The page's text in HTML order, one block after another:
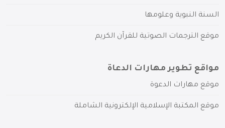
السنة النبوية وعلومها
موقع الترجمات الصوتية للقرآن الكريم
مواقع تطوير مهارات الدعاة
موقع مهارات الدعوة
موقع المكتبة الإسلامية الإلكترونية الشاملة